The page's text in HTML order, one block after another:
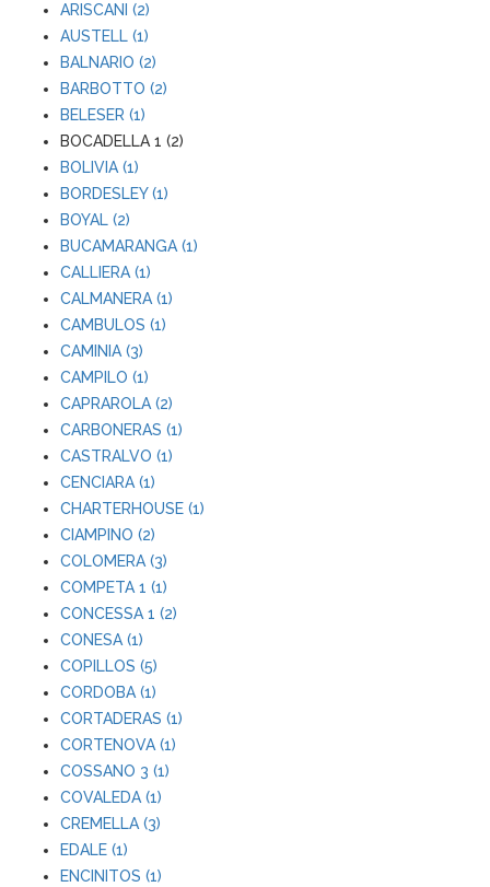
ARISCANI (2)
AUSTELL (1)
BALNARIO (2)
BARBOTTO (2)
BELESER (1)
BOCADELLA 1 (2)
BOLIVIA (1)
BORDESLEY (1)
BOYAL (2)
BUCAMARANGA (1)
CALLIERA (1)
CALMANERA (1)
CAMBULOS (1)
CAMINIA (3)
CAMPILO (1)
CAPRAROLA (2)
CARBONERAS (1)
CASTRALVO (1)
CENCIARA (1)
CHARTERHOUSE (1)
CIAMPINO (2)
COLOMERA (3)
COMPETA 1 (1)
CONCESSA 1 (2)
CONESA (1)
COPILLOS (5)
CORDOBA (1)
CORTADERAS (1)
CORTENOVA (1)
COSSANO 3 (1)
COVALEDA (1)
CREMELLA (3)
EDALE (1)
ENCINITOS (1)